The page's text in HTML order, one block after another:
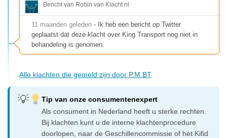
Bericht van Robin van Klacht.nl
11 maanden geleden - Ik heb een bericht op Twitter
geplaatst dat deze klacht over King Transport nog niet in
behandeling is genomen.
Alle klachten die gemeld zijn door P.M.BT
Tip van onze consumentenexpert
Als consument in Nederland heeft u sterke rechten.
Bij klachten kunt u de interne klachtenprocedure
doorlopen, naar de Geschillencommissie of het Kifid